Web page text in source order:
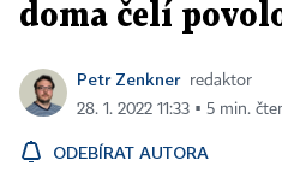
doma čelí
Petr Zenkner
redaktor
28. 1. 2022 11:33 ▪ 5 min.
ODEBÍRAT AUTORA